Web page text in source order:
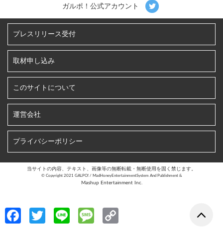
Fa
T
Li
M
ガルポ！公式アカウント
プレスリリース受付
取材申し込み
このサイトについて
運営会社
プライバシーポリシー
当サイトの内容、テキスト、画像等の無断転載・無断使用を固く禁じます。
©︎ Copyright 2021 GALPO! / MadHoneyEntertainmentSystem And Publishment &
Mashup Entertainment Inc.